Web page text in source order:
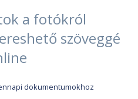
a fotókról
szöveggé
dokumentumokhoz